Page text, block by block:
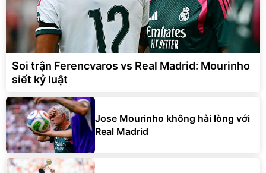
Soi trận Ferencvaros vs Real Madrid: Mourinho
siết kỷ luật
Jose Mourinho không hài lòng với
Real Madrid